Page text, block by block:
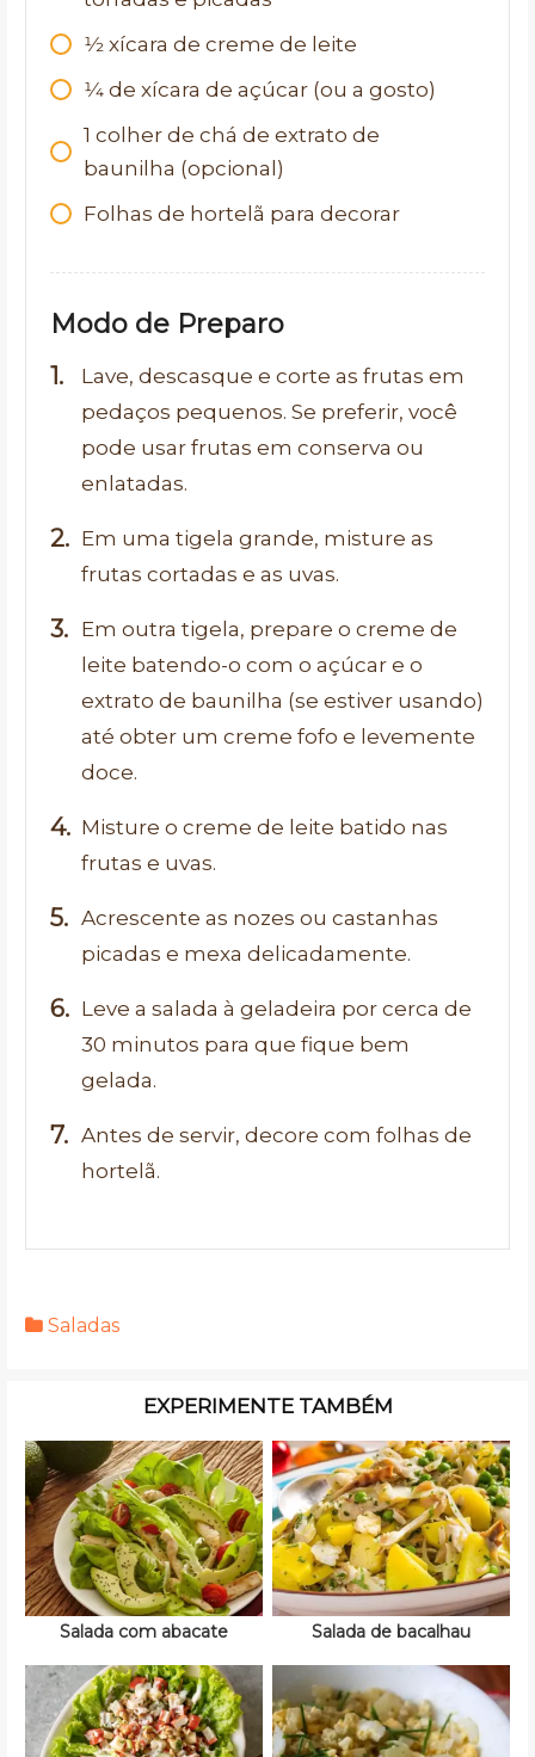
1⁄2 xícara de creme de leite
1⁄4 de xícara de açúcar (ou a gosto)
1 colher de chá de extrato de
baunilha (opcional)
Folhas de hortelã para decorar
Modo de Preparo
Lave, descasque e corte as frutas em
pedaços pequenos. Se preferir, você
pode usar frutas em conserva ou
enlatadas.
Em uma tigela grande, misture as
frutas cortadas e as uvas.
Em outra tigela, prepare o creme de
leite batendo-o com o açúcar e o
extrato de baunilha (se estiver usando)
até obter um creme fofo e levemente
doce.
Misture o creme de leite batido nas
frutas e uvas.
Acrescente as nozes ou castanhas
picadas e mexa delicadamente.
Leve a salada à geladeira por cerca de
30 minutos para que fique bem
gelada.
Antes de servir, decore com folhas de
hortelã.
Saladas
EXPERIMENTE TAMBÉM
Salada com abacate Salada de bacalhau